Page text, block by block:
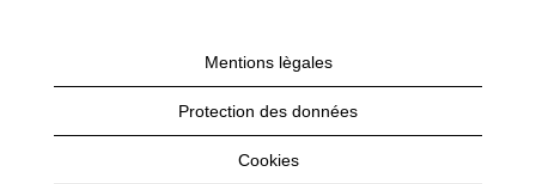
Mentions lègales
Protection des données
Cookies